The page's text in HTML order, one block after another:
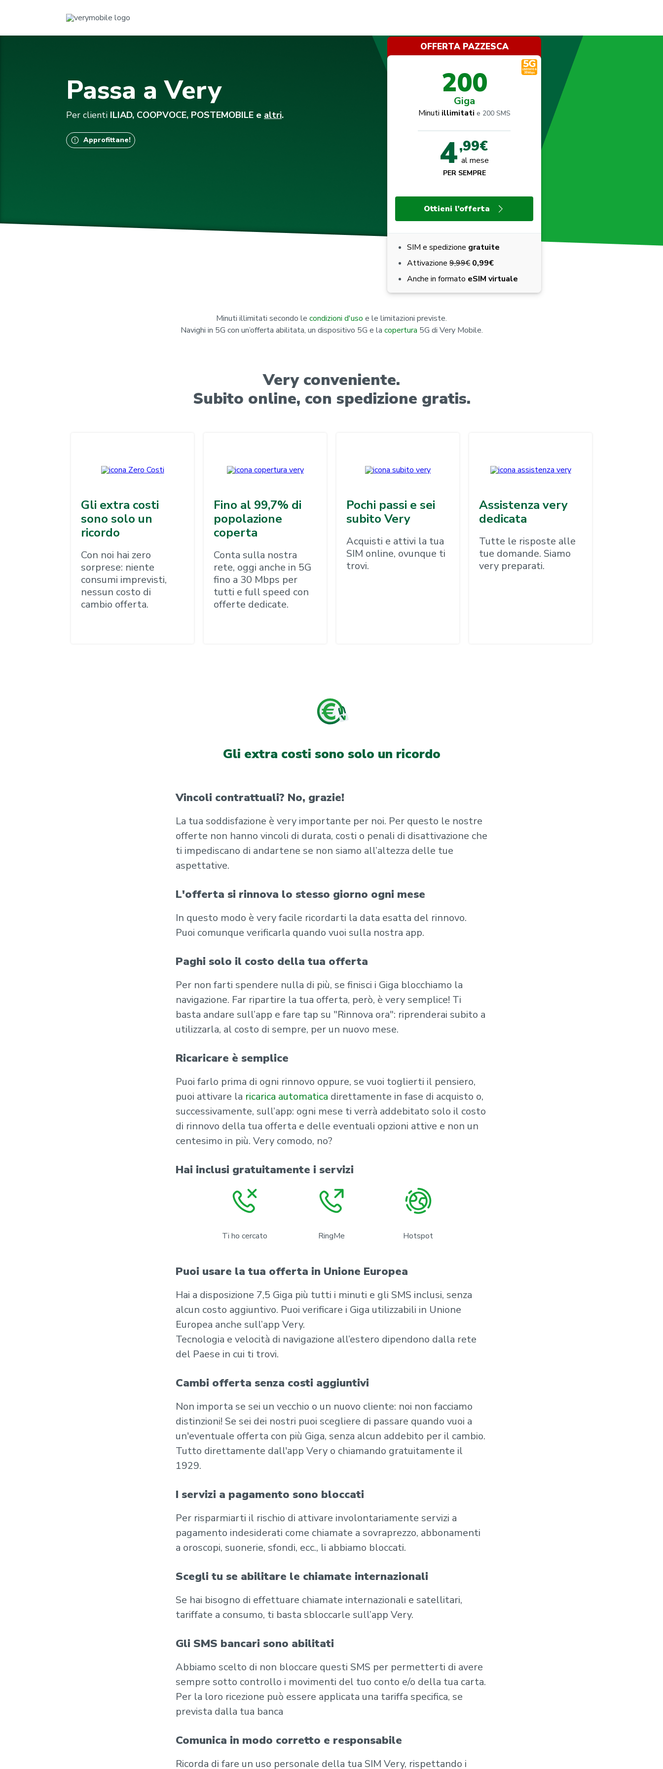
OFFERTA PAZZESCA
200
Giga
Minuti illimitati e 200 SMS
4,99€
al mese
PER SEMPRE
Ottieni l’offerta
SIM e spedizione gratuite
Attivazione 9,99€ 0,99€
Anche in formato eSIM virtuale
Passa a Very
Per clienti ILIAD, COOPVOCE, POSTEMOBILE e altri.
Approfittane!
Minuti illimitati secondo le condizioni d'uso e le limitazioni previste.
Navighi in 5G con un’offerta abilitata, un dispositivo 5G e la copertura 5G di Very Mobile.
Very conveniente.
Subito online, con spedizione gratis.
Gli extra costi
sono solo un
ricordo
Con noi hai zero
sorprese: niente
consumi imprevisti,
nessun costo di
cambio offerta.
Fino al 99,7% di
popolazione
coperta
Conta sulla nostra
rete, oggi anche in 5G
fino a 30 Mbps per
tutti e full speed con
offerte dedicate.
Pochi passi e sei
subito Very
Acquisti e attivi la tua
SIM online, ovunque ti
trovi.
Assistenza very
dedicata
Tutte le risposte alle
tue domande. Siamo
very preparati.
Gli extra costi sono solo un ricordo
Vincoli contrattuali? No, grazie!
La tua soddisfazione è very importante per noi. Per questo le nostre
offerte non hanno vincoli di durata, costi o penali di disattivazione che
ti impediscano di andartene se non siamo all’altezza delle tue
aspettative.
L'offerta si rinnova lo stesso giorno ogni mese
In questo modo è very facile ricordarti la data esatta del rinnovo.
Puoi comunque verificarla quando vuoi sulla nostra app.
Paghi solo il costo della tua offerta
Per non farti spendere nulla di più, se finisci i Giga blocchiamo la
navigazione. Far ripartire la tua offerta, però, è very semplice! Ti
basta andare sull’app e fare tap su "Rinnova ora": riprenderai subito a
utilizzarla, al costo di sempre, per un nuovo mese.
Ricaricare è semplice
Puoi farlo prima di ogni rinnovo oppure, se vuoi toglierti il pensiero,
puoi attivare la ricarica automatica direttamente in fase di acquisto o,
successivamente, sull’app: ogni mese ti verrà addebitato solo il costo
di rinnovo della tua offerta e delle eventuali opzioni attive e non un
centesimo in più. Very comodo, no?
Hai inclusi gratuitamente i servizi
Ti ho cercato RingMe Hotspot
Puoi usare la tua offerta in Unione Europea
Hai a disposizione 7,5 Giga più tutti i minuti e gli SMS inclusi, senza
alcun costo aggiuntivo. Puoi verificare i Giga utilizzabili in Unione
Europea anche sull’app Very.
Tecnologia e velocità di navigazione all’estero dipendono dalla rete
del Paese in cui ti trovi.
Cambi offerta senza costi aggiuntivi
Non importa se sei un vecchio o un nuovo cliente: noi non facciamo
distinzioni! Se sei dei nostri puoi scegliere di passare quando vuoi a
un'eventuale offerta con più Giga, senza alcun addebito per il cambio.
Tutto direttamente dall'app Very o chiamando gratuitamente il
1929.
I servizi a pagamento sono bloccati
Per risparmiarti il rischio di attivare involontariamente servizi a
pagamento indesiderati come chiamate a sovraprezzo, abbonamenti
a oroscopi, suonerie, sfondi, ecc., li abbiamo bloccati.
Scegli tu se abilitare le chiamate internazionali
Se hai bisogno di effettuare chiamate internazionali e satellitari,
tariffate a consumo, ti basta sbloccarle sull’app Very.
Gli SMS bancari sono abilitati
Abbiamo scelto di non bloccare questi SMS per permetterti di avere
sempre sotto controllo i movimenti del tuo conto e/o della tua carta.
Per la loro ricezione può essere applicata una tariffa specifica, se
prevista dalla tua banca
Comunica in modo corretto e responsabile
Ricorda di fare un uso personale della tua SIM Very, rispettando i